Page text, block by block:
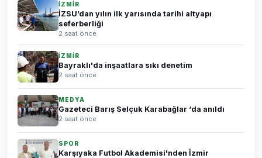
İZMİR
İZSU’dan yılın ilk yarısında tarihi altyapı
seferberliği
2 saat önce
İZMİR
Bayraklı'da inşaatlara sıkı denetim
2 saat önce
MEDYA
Gazeteci Barış Selçuk Karabağlar ‘da anıldı
2 saat önce
SPOR
Karşıyaka Futbol Akademisi'nden İzmir